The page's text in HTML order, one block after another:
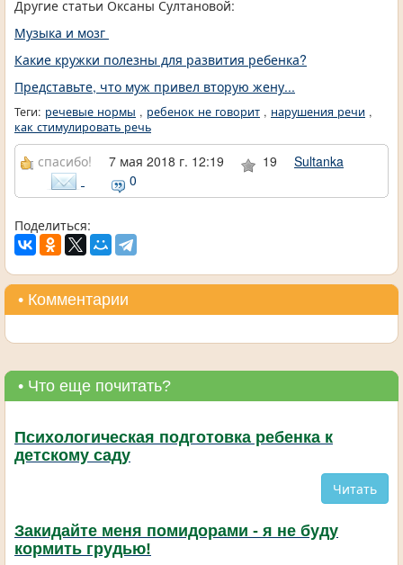
Другие статьи Оксаны Султановой:
Музыка и мозг
Какие кружки полезны для развития ребенка?
Представьте, что муж привел вторую жену...
Теги: речевые нормы , ребенок не говорит , нарушения речи ,
как стимулировать речь
спасибо! 7 мая 2018 г. 12:19 19
Sultanka
0
Поделиться:
• Комментарии
• Что еще почитать?
Психологическая подготовка ребенка к
детскому саду
Читать
Закидайте меня помидорами - я не буду
кормить грудью!